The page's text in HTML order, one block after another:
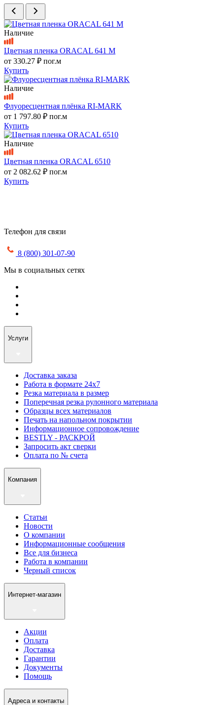
Наличие
Цветная пленка ORACAL 641 M
от 330.27 ₽ пог.м
Купить
Наличие
Флуоресцентная плёнка RI-MARK
от 1 797.80 ₽ пог.м
Купить
Наличие
Цветная пленка ORACAL 6510
от 2 082.62 ₽ пог.м
Купить
Телефон для связи
8 (800) 301-07-90
Мы в социальных сетях
Услуги
Доставка заказа
Работа в формате 24х7
Резка материала в размер
Поперечная резка рулонного материала
Образцы всех материалов
Печать на напольном покрытии
Информационное сопровождение
BESTLY - РАСКРОЙ
Запросить акт сверки
Оплата по № счета
Компания
Статьи
Новости
О компании
Информационные сообщения
Все для бизнеса
Работа в компании
Черный список
Интернет-магазин
Акции
Оплата
Доставка
Гарантии
Документы
Помощь
Адреса и контакты